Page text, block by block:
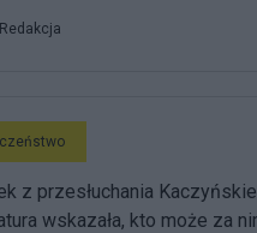
Redakcja
z przesłuchania
wskazała, kto może za